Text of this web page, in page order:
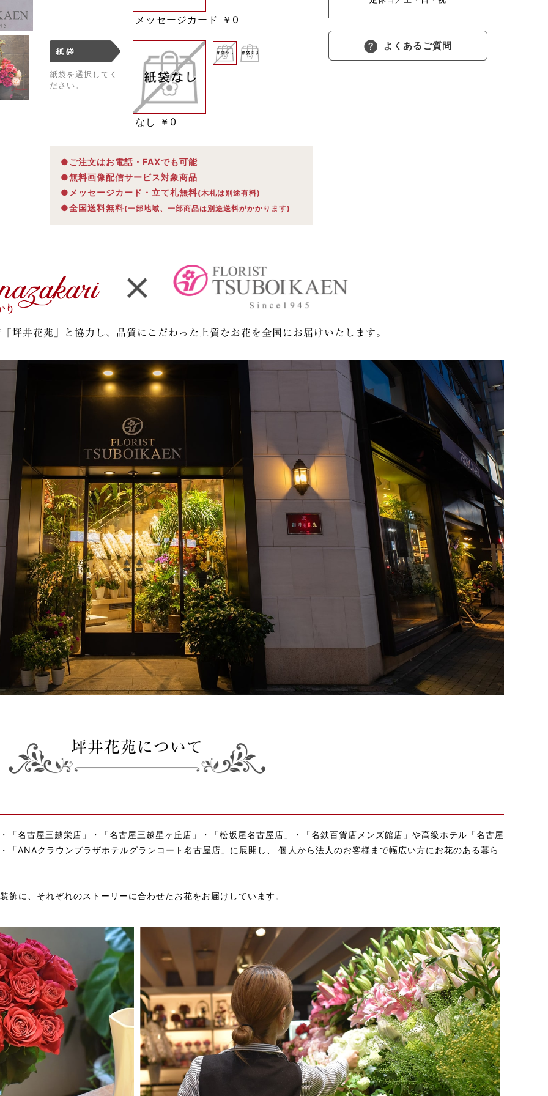
メッセージカード ￥0
紙袋を選択してく
ださい。
なし ￥0
●ご注文はお電話・FAXでも可能
●無料画像配信サービス対象商品
●メッセージカード・立て札無料(木札は別途有料)
●全国送料無料(一部地域、一部商品は別途送料がかかります)
よくあるご質問
坪井花苑」と協力し、 品質にこだわった上質なお花を全国にお届けいたします。
坪井花苑について
「名古屋三越栄店」・「名古屋三越星ヶ丘店」・「松坂屋名古屋店」・「名鉄百貨店メンズ館店」や高級ホテル「名古屋
「ANAクラウンプラザホテルグランコート名古屋店」に展開し、 個人から法人のお客様まで幅広い方にお花のある暮ら
に、それぞれのストーリーに合わせたお花をお届けしています。